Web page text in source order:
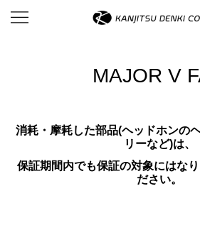
MAJOR V
消耗・摩耗した部品(ヘッドホンの
リーなど)は、
保証期間内でも保証の対象にはな
ださい。